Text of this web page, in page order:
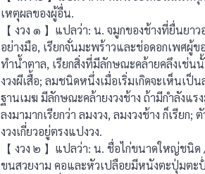
เหตุผลของผู้อื่น.
【 งวง ๑ 】แปลว่า: น. จมูกของช้างที่ยื่นยา
อย่างมือ, เรียกจั่นมะพร้าวและช่อดอกเพศผู้ข
ทํานํ้าตาล, เรียกสิ่งที่มีลักษณะคล้ายคลึงเช่นนั้
งวงผีเสื้อ; ลมชนิดหนึ่งเมื่อเริ่มเกิดจะเห็นเป็
ฐานเมฆ มีลักษณะคล้ายงวงช้าง ถ้ามีกําลังแร
ลงมามากเรียกว่า ลมงวง, ลมงวงช้าง ก็เรียก;
งวงเกี่ยวอยู่ตรงแปงวง.
【 งวง ๒ 】แปลว่า: น. ชื่อไก่ขนาดใหญ่ชนิ
ขนสวยงาม คอและหัวเปลือยมีหนังตะปุ่มตะ